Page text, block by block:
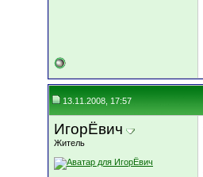
13.11.2008, 17:57
ИгорЁвич
Житель